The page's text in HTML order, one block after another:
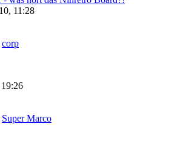
11:28
corp
Super Marco